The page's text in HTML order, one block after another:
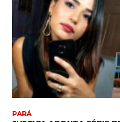
PARÁ